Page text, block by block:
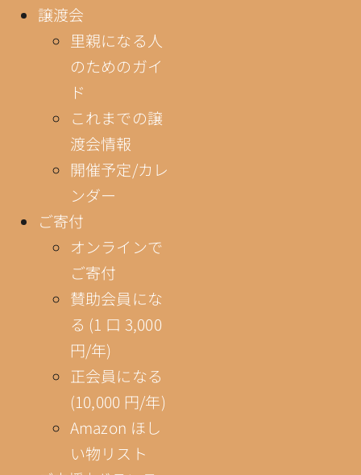
譲渡会
里親になる人
のためのガイ
ド
これまでの譲
渡会情報
開催予定/カレ
ンダー
ご寄付
オンラインで
ご寄付
賛助会員にな
る (1 口 3,000
円/年)
正会員になる
(10,000 円/年)
Amazon ほし
い物リスト